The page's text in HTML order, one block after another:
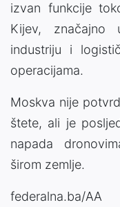
izvan funkcije
Kijev, značajno
industriju i
operacijama.
Moskva nije
štete, ali je
napada
širom zemlje.
federalna.ba/AA